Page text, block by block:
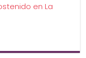
en La